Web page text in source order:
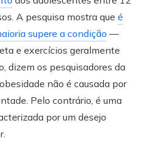
A pesquisa mostra que é
supere a condição —
e exercícios geralmente
dizem os pesquisadores da
não é causada por
Pelo contrário, é uma
por um desejo